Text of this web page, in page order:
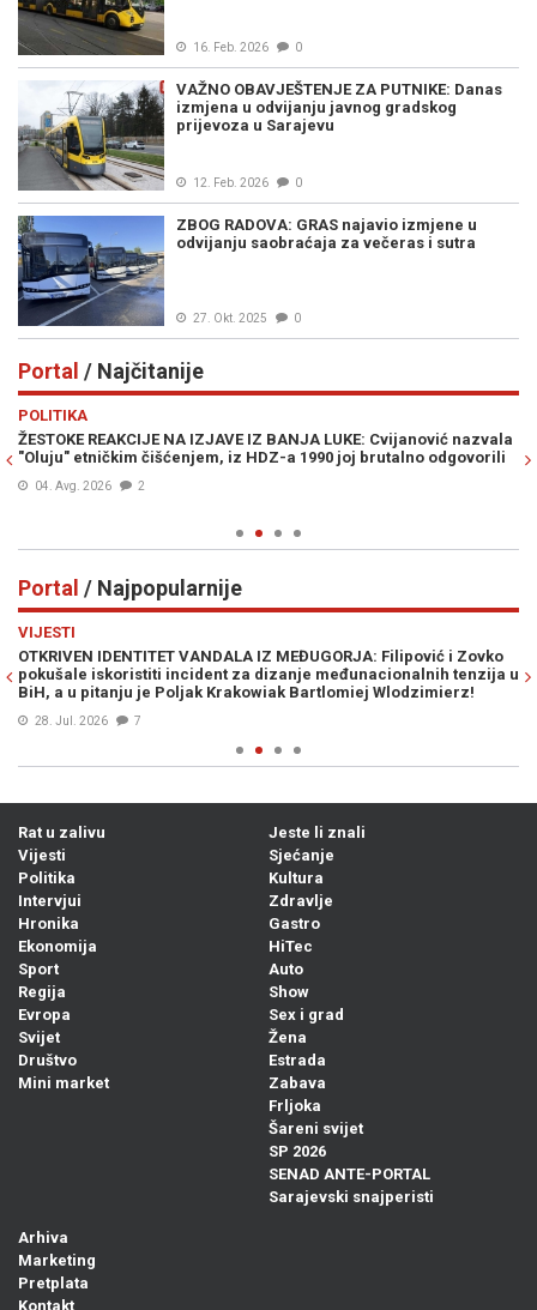
16. Feb. 2026 0
VAŽNO OBAVJEŠTENJE ZA PUTNIKE: Danas
izmjena u odvijanju javnog gradskog
prijevoza u Sarajevu
12. Feb. 2026 0
ZBOG RADOVA: GRAS najavio izmjene u
odvijanju saobraćaja za večeras i sutra
27. Okt. 2025 0
Portal / Najčitanije
POLITIKA
ŽESTOKE REAKCIJE NA IZJAVE IZ BANJA LUKE: Cvijanović nazvala
"Oluju" etničkim čišćenjem, iz HDZ-a 1990 joj brutalno odgovorili
04. Avg. 2026 2
Portal / Najpopularnije
VIJESTI
OTKRIVEN IDENTITET VANDALA IZ MEĐUGORJA: Filipović i Zovko
pokušale iskoristiti incident za dizanje međunacionalnih tenzija u
BiH, a u pitanju je Poljak Krakowiak Bartlomiej Wlodzimierz!
28. Jul. 2026 7
Rat u zalivu
Vijesti
Politika
Intervjui
Hronika
Ekonomija
Sport
Regija
Evropa
Svijet
Društvo
Mini market
Jeste li znali
Sjećanje
Kultura
Zdravlje
Gastro
HiTec
Auto
Show
Sex i grad
Žena
Estrada
Zabava
Frljoka
Šareni svijet
SP 2026
SENAD ANTE-PORTAL
Sarajevski snajperisti
Arhiva
Marketing
Pretplata
Kontakt